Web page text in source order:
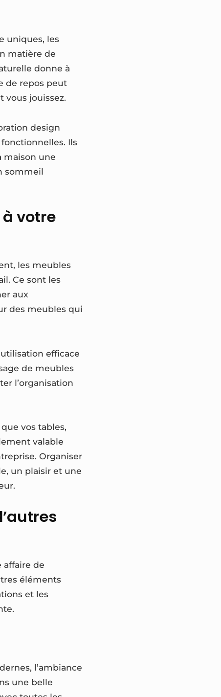
uniques, les
matière de
donne à
de repos peut
jouissez.
design
Ils
maison une
sommeil
votre
les meubles
Ce sont les
aux
des meubles qui
efficace
de meubles
l’organisation
vos tables,
valable
Organiser
un plaisir et une
affaire de
éléments
et les
l’ambiance
une belle